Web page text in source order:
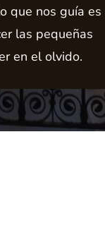
que nos guía es
las pequeñas
en el olvido.